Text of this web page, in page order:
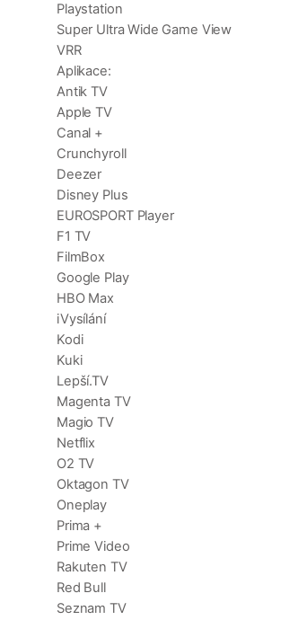
Playstation
Super Ultra Wide Game View
VRR
Aplikace:
Antik TV
Apple TV
Canal +
Crunchyroll
Deezer
Disney Plus
EUROSPORT Player
F1 TV
FilmBox
Google Play
HBO Max
iVysílání
Kodi
Kuki
Lepší.TV
Magenta TV
Magio TV
Netflix
O2 TV
Oktagon TV
Oneplay
Prima +
Prime Video
Rakuten TV
Red Bull
Seznam TV